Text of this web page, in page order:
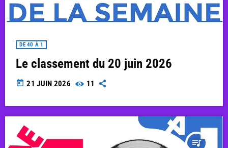
DE 40 À 1
Le classement du 20 juin 2026
today 21 JUIN 2026 11
queue_music